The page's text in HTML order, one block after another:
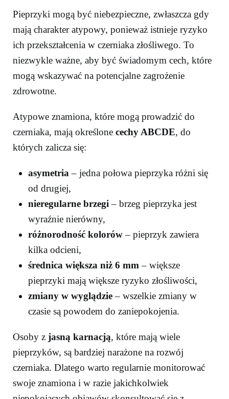
Pieprzyki mogą być niebezpieczne, zwłaszcza gdy
mają charakter atypowy, ponieważ istnieje ryzyko
ich przekształcenia w czerniaka złośliwego. To
niezwykle ważne, aby być świadomym cech, które
mogą wskazywać na potencjalne zagrożenie
zdrowotne.
Atypowe znamiona, które mogą prowadzić do
czerniaka, mają określone cechy ABCDE, do
których zalicza się:
asymetria – jedna połowa pieprzyka różni się
od drugiej,
nieregularne brzegi – brzeg pieprzyka jest
wyraźnie nierówny,
różnorodność kolorów– pieprzyk zawiera
kilka odcieni,
średnica większa niż 6 mm – większe
pieprzyki mają większe ryzyko złośliwości,
zmiany w wyglądzie– wszelkie zmiany w
czasie są powodem do zaniepokojenia.
Osoby z jasną karnacją, które mają wiele
pieprzyków, są bardziej narażone na rozwój
czerniaka. Dlatego warto regularnie monitorować
swoje znamiona i w razie jakichkolwiek